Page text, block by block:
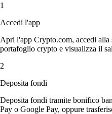
1
Accedi l'app
Apri l'app Crypto.com, accedi alla
portafoglio crypto e visualizza il
2
Deposita fondi
Deposita fondi tramite bonifico
Pay o Google Pay, oppure